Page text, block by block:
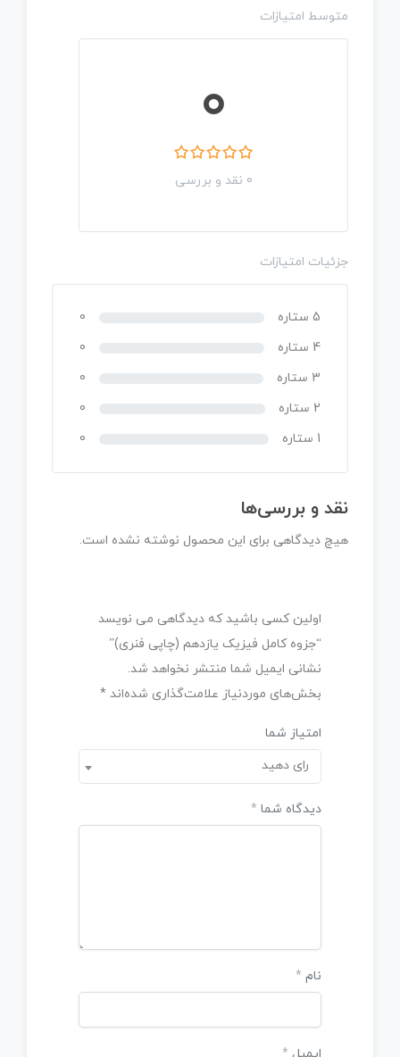
متوسط امتیازات
0
0 نقد و بررسی
جزئیات امتیازات
5 ستاره
0
4 ستاره
0
3 ستاره
0
2 ستاره
0
1 ستاره
0
نقد و بررسی‌ها
هیچ دیدگاهی برای این محصول نوشته نشده است.
اولین کسی باشید که دیدگاهی می نویسد
“جزوه کامل فیزیک یازدهم (چاپی فنری)”
نشانی ایمیل شما منتشر نخواهد شد.
بخش‌های موردنیاز علامت‌گذاری شده‌اند *
امتیاز شما
رای دهید
دیدگاه شما *
نام *
ایمیل *